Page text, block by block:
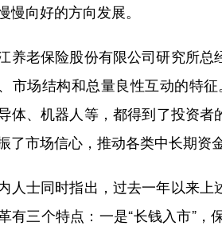
慢向好的方向发展。
老保险股份有限公司研究所总
市场结构和总量良性互动的特
体、机器人等，都得到了投资
了市场信心，推动各类中长期资
士同时指出，过去一年以来上
有三个特点：一是“长钱入市”